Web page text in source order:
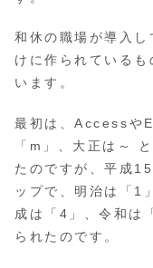
和休の職場が導入
けに作られている
います。
最初は、Accessや
「m」、大正は～
たのですが、平成
ップで、明治は「1
成は「4」、令和は
られたのです。